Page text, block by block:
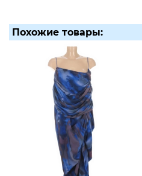
Похожие товары: